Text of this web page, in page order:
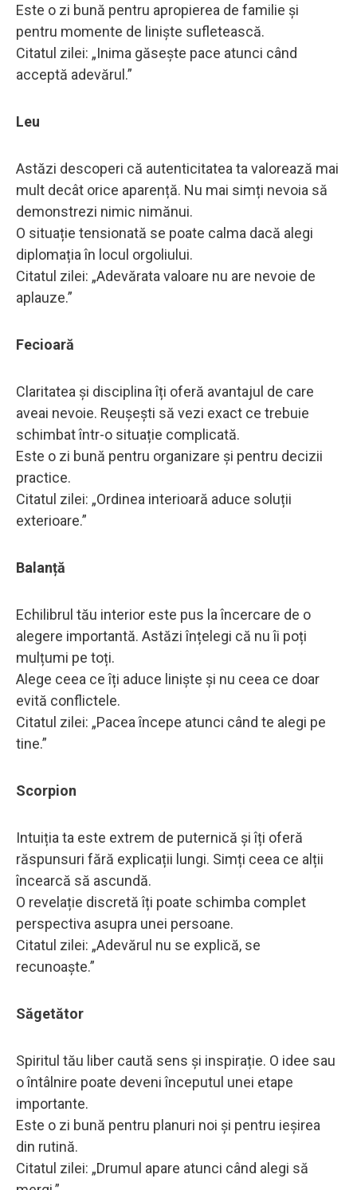
Este o zi bună pentru apropierea de familie și
pentru momente de liniște sufletească.
Citatul zilei: „Inima găsește pace atunci când
acceptă adevărul.”
Leu
Astăzi descoperi că autenticitatea ta valorează mai
mult decât orice aparență. Nu mai simți nevoia să
demonstrezi nimic nimănui.
O situație tensionată se poate calma dacă alegi
diplomația în locul orgoliului.
Citatul zilei: „Adevărata valoare nu are nevoie de
aplauze.”
Fecioară
Claritatea și disciplina îți oferă avantajul de care
aveai nevoie. Reușești să vezi exact ce trebuie
schimbat într-o situație complicată.
Este o zi bună pentru organizare și pentru decizii
practice.
Citatul zilei: „Ordinea interioară aduce soluții
exterioare.”
Balanță
Echilibrul tău interior este pus la încercare de o
alegere importantă. Astăzi înțelegi că nu îi poți
mulțumi pe toți.
Alege ceea ce îți aduce liniște și nu ceea ce doar
evită conflictele.
Citatul zilei: „Pacea începe atunci când te alegi pe
tine.”
Scorpion
Intuiția ta este extrem de puternică și îți oferă
răspunsuri fără explicații lungi. Simți ceea ce alții
încearcă să ascundă.
O revelație discretă îți poate schimba complet
perspectiva asupra unei persoane.
Citatul zilei: „Adevărul nu se explică, se
recunoaște.”
Săgetător
Spiritul tău liber caută sens și inspirație. O idee sau
o întâlnire poate deveni începutul unei etape
importante.
Este o zi bună pentru planuri noi și pentru ieșirea
din rutină.
Citatul zilei: „Drumul apare atunci când alegi să